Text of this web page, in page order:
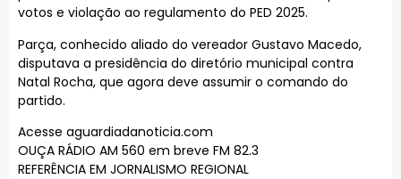
votos e violação ao regulamento do PED 2025.
Parça, conhecido aliado do vereador Gustavo Macedo,
disputava a presidência do diretório municipal contra
Natal Rocha, que agora deve assumir o comando do
partido.
Acesse aguardiadanoticia.com
OUÇA RÁDIO AM 560 em breve FM 82.3
REFERÊNCIA EM JORNALISMO REGIONAL